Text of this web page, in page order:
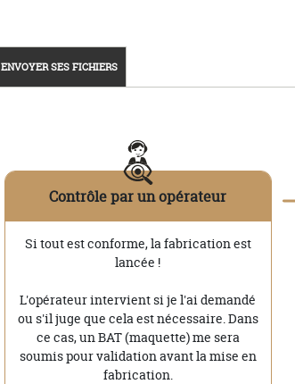
ENVOYER SES FICHIERS
Contrôle par un opérateur
Si tout est conforme, la fabrication est
lancée !
L'opérateur intervient si je l'ai demandé
ou s'il juge que cela est nécessaire. Dans
ce cas, un BAT (maquette) me sera
soumis pour validation avant la mise en
fabrication.